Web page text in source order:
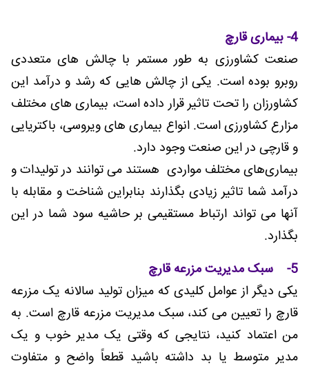
4- بیماری قارچ
صنعت کشاورزی به طور مستمر با چالش های متعددی
روبرو بوده است. یکی از چالش هایی که رشد و درآمد این
کشاورزان را تحت تاثیر قرار داده است، بیماری های مختلف
مزارع کشاورزی است. انواع بیماری های ویروسی، باکتریایی
و قارچی در این صنعت وجود دارد.
بیماری‌های مختلف مواردی هستند می توانند در تولیدات و
درآمد شما تاثیر زیادی بگذارند بنابراین شناخت و مقابله با
آنها می تواند ارتباط مستقیمی بر حاشیه سود شما در این
بگذارد.
5- سبک مدیریت مزرعه قارچ
یکی دیگر از عوامل کلیدی که میزان تولید سالانه یک مزرعه
قارچ را تعیین می کند، سبک مدیریت مزرعه قارچ است. به
من اعتماد کنید، نتایجی که وقتی یک مدیر خوب و یک
مدیر متوسط یا بد داشته باشید قطعاً واضح و متفاوت